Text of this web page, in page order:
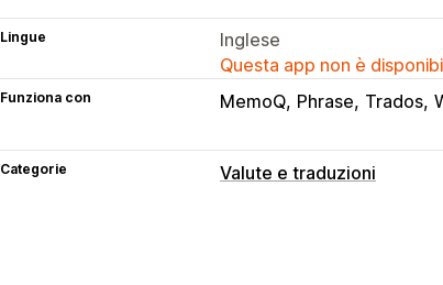
Lingue
Inglese
Questa app non è
Funziona con MemoQ Phrase Trados
Categorie Valute e traduzioni